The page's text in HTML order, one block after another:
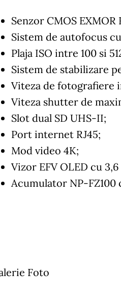
Senzor CMOS
Sistem de autofocus
Plaja ISO intre 100 si
Sistem de stabilizare
Viteza de fotografiere
Viteza shutter de
Slot dual SD UHS-II;
Port internet RJ45;
Mod video 4K;
Vizor EFV OLED cu
Acumulator NP-FZ100
Foto